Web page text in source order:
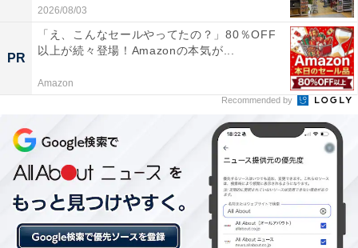
若手でもなく、ベテランでもない。中間的ポジションで
仕事をするアラサー世代。洋子さんをはじめ、新人と上
司との間で板挟みになることも多いこの世代は“調整
役”として会社で重宝されることも多いが、それゆえ「こ
んなはずじゃなかった」という葛藤を抱える原因にもな
2026/08/03
PR
「え、こんなセールやってたの？」80％OFF
以上が続々登場！Amazonの本気が...
Amazon
Recommended by